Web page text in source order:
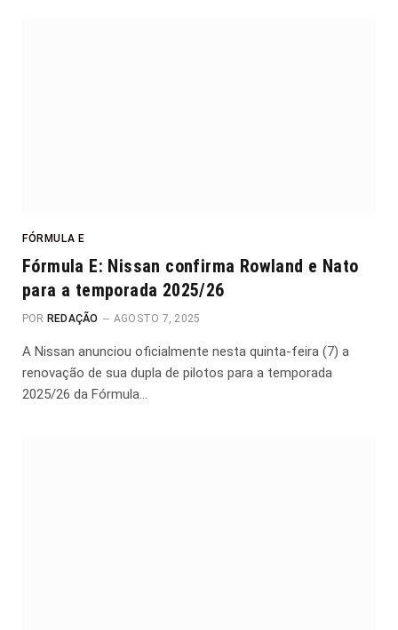
FÓRMULA E
Fórmula E: Nissan confirma Rowland e Nato
para a temporada 2025/26
POR REDAÇÃO AGOSTO 7, 2025
A Nissan anunciou oficialmente nesta quinta-feira (7) a
renovação de sua dupla de pilotos para a temporada
2025/26 da Fórmula…